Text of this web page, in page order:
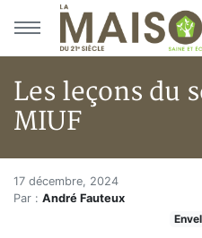
Aller au menu principal
Aller au contenu principal
Les leçons du
MIUF
Accueil
Articles
Les leçons du
17 décembre, 2024
Par : André Fauteux